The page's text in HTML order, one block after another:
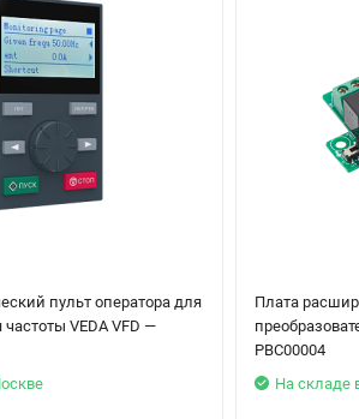
пульт оператора для
частоты VEDA VFD —
Плата
PBC00004
На складе